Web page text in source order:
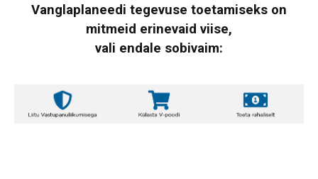
Vanglaplaneedi tegevuse toetamiseks on
mitmeid erinevaid viise,
vali endale sobivaim: